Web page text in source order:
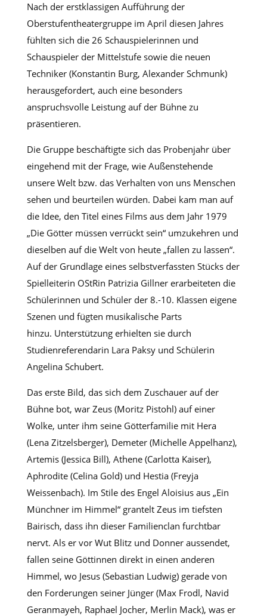
Nach der erstklassigen Aufführung der
Oberstufentheatergruppe im April diesen Jahres
fühlten sich die 26 Schauspielerinnen und
Schauspieler der Mittelstufe sowie die neuen
Techniker (Konstantin Burg, Alexander Schmunk)
herausgefordert, auch eine besonders
anspruchsvolle Leistung auf der Bühne zu
präsentieren.
Die Gruppe beschäftigte sich das Probenjahr über
eingehend mit der Frage, wie Außenstehende
unsere Welt bzw. das Verhalten von uns Menschen
sehen und beurteilen würden. Dabei kam man auf
die Idee, den Titel eines Films aus dem Jahr 1979
„Die Götter müssen verrückt sein“ umzukehren und
dieselben auf die Welt von heute „fallen zu lassen“.
Auf der Grundlage eines selbstverfassten Stücks der
Spielleiterin OStRin Patrizia Gillner erarbeiteten die
Schülerinnen und Schüler der 8.-10. Klassen eigene
Szenen und fügten musikalische Parts
hinzu. Unterstützung erhielten sie durch
Studienreferendarin Lara Paksy und Schülerin
Angelina Schubert.
Das erste Bild, das sich dem Zuschauer auf der
Bühne bot, war Zeus (Moritz Pistohl) auf einer
Wolke, unter ihm seine Götterfamilie mit Hera
(Lena Zitzelsberger), Demeter (Michelle Appelhanz),
Artemis (Jessica Bill), Athene (Carlotta Kaiser),
Aphrodite (Celina Gold) und Hestia (Freyja
Weissenbach). Im Stile des Engel Aloisius aus „Ein
Münchner im Himmel“ grantelt Zeus im tiefsten
Bairisch, dass ihn dieser Familienclan furchtbar
nervt. Als er vor Wut Blitz und Donner aussendet,
fallen seine Göttinnen direkt in einen anderen
Himmel, wo Jesus (Sebastian Ludwig) gerade von
den Forderungen seiner Jünger (Max Frodl, Navid
Geranmayeh, Raphael Jocher, Merlin Mack), was er